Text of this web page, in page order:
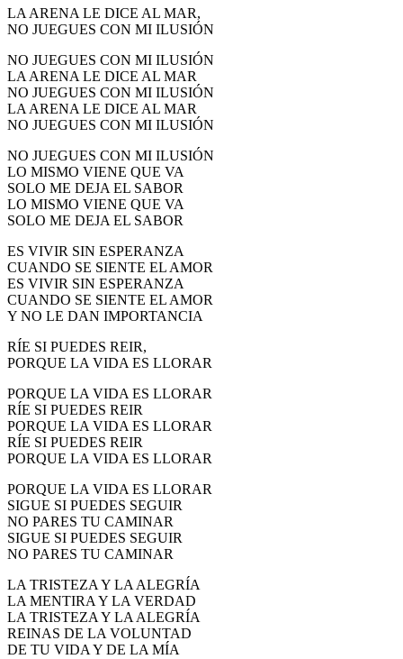
LA ARENA LE DICE AL MAR,
NO JUEGUES CON MI ILUSIÓN
NO JUEGUES CON MI ILUSIÓN
LA ARENA LE DICE AL MAR
NO JUEGUES CON MI ILUSIÓN
LA ARENA LE DICE AL MAR
NO JUEGUES CON MI ILUSIÓN
NO JUEGUES CON MI ILUSIÓN
LO MISMO VIENE QUE VA
SOLO ME DEJA EL SABOR
LO MISMO VIENE QUE VA
SOLO ME DEJA EL SABOR
ES VIVIR SIN ESPERANZA
CUANDO SE SIENTE EL AMOR
ES VIVIR SIN ESPERANZA
CUANDO SE SIENTE EL AMOR
Y NO LE DAN IMPORTANCIA
RÍE SI PUEDES REIR,
PORQUE LA VIDA ES LLORAR
PORQUE LA VIDA ES LLORAR
RÍE SI PUEDES REIR
PORQUE LA VIDA ES LLORAR
RÍE SI PUEDES REIR
PORQUE LA VIDA ES LLORAR
PORQUE LA VIDA ES LLORAR
SIGUE SI PUEDES SEGUIR
NO PARES TU CAMINAR
SIGUE SI PUEDES SEGUIR
NO PARES TU CAMINAR
LA TRISTEZA Y LA ALEGRÍA
LA MENTIRA Y LA VERDAD
LA TRISTEZA Y LA ALEGRÍA
REINAS DE LA VOLUNTAD
DE TU VIDA Y DE LA MÍA